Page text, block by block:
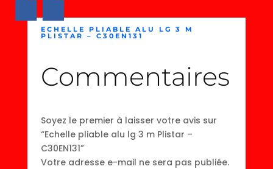
ECHELLE PLIABLE ALU LG 3 M
PLISTAR – C30EN131
Commentaires
Soyez le premier à laisser votre avis sur
“Echelle pliable alu lg 3 m Plistar –
C30EN131”
Votre adresse e-mail ne sera pas publiée.